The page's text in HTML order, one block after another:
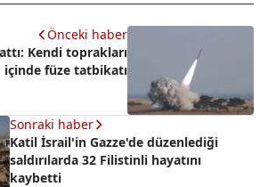
Önceki haber
Kendi toprakları
içinde füze tatbikatı
Sonraki haber
Katil İsrail'in Gazze'de düzenlediği
saldırılarda 32 Filistinli hayatını
kaybetti